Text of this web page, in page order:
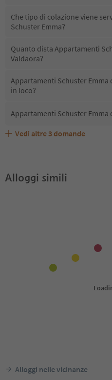
Che tipo di colazione viene
Schuster Emma?
Quanto dista Appartamenti
Valdaora?
Appartamenti Schuster
in loco?
Appartamenti Schuster Emma
Appartamenti Schuster Emma
Quali servizi/attività sono
Gli ospiti di Appartamenti
Vedi altre 3 domande
Alloggi simili
Alloggi nelle vicinanze